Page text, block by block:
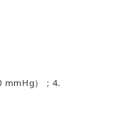
mmHg）； 4.